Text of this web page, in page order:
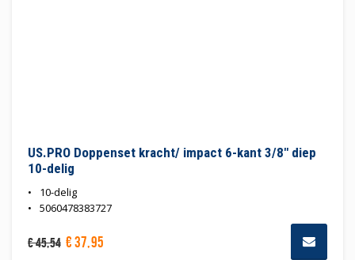
US.PRO Doppenset kracht/ impact 6-kant 3/8" diep
10-delig
10-delig
5060478383727
€45,54 €37,95